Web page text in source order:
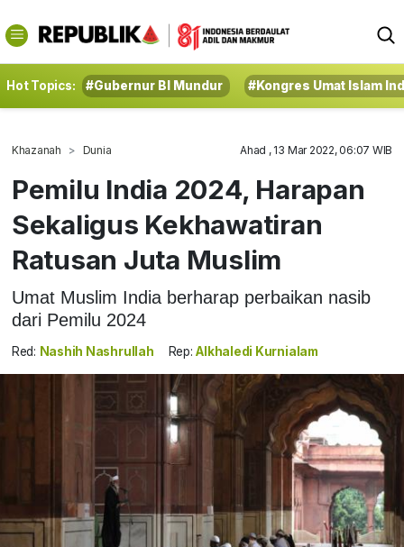
Hot Topics: #Gubernur BI Mundur #Kongres Umat Islam
Khazanah Dunia Ahad , 13 Mar 2022, 06:07 WIB
Pemilu India 2024, Harapan
Sekaligus Kekhawatiran
Ratusan Juta Muslim
Umat Muslim India berharap perbaikan nasib
dari Pemilu 2024
Red: Nashih Nashrullah Rep: Alkhaledi Kurnialam